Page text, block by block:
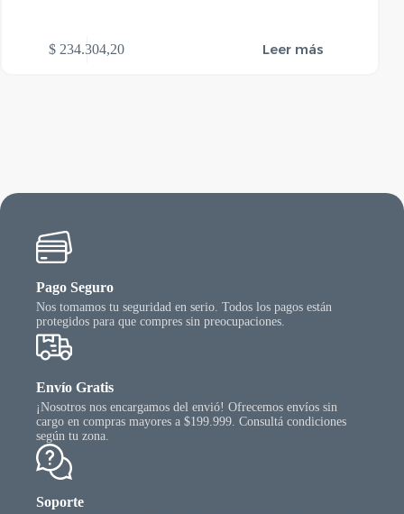
$ 234.304,20 Leer más
Pago Seguro
Nos tomamos tu seguridad en serio. Todos los pagos están
protegidos para que compres sin preocupaciones.
Envío Gratis
¡Nosotros nos encargamos del envió! Ofrecemos envíos sin
cargo en compras mayores a $199.999. Consultá condiciones
según tu zona.
Soporte